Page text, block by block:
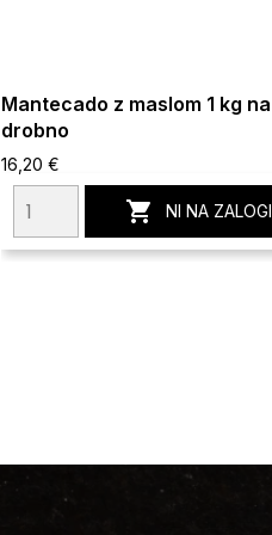
Mantecado z maslom 1 kg na
drobno
16,20 €
 NI NA ZALOGI